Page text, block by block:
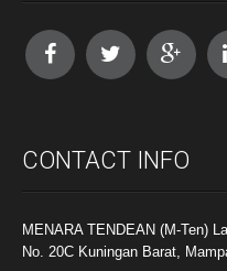
CONTACT INFO
MENARA TENDEAN (M-Ten)
No. 20C Kuningan Barat,